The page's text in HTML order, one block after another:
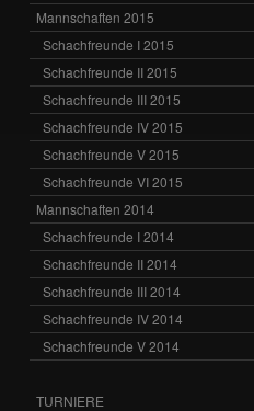
Mannschaften 2015
Schachfreunde I 2015
Schachfreunde II 2015
Schachfreunde III 2015
Schachfreunde IV 2015
Schachfreunde V 2015
Schachfreunde VI 2015
Mannschaften 2014
Schachfreunde I 2014
Schachfreunde II 2014
Schachfreunde III 2014
Schachfreunde IV 2014
Schachfreunde V 2014
TURNIERE